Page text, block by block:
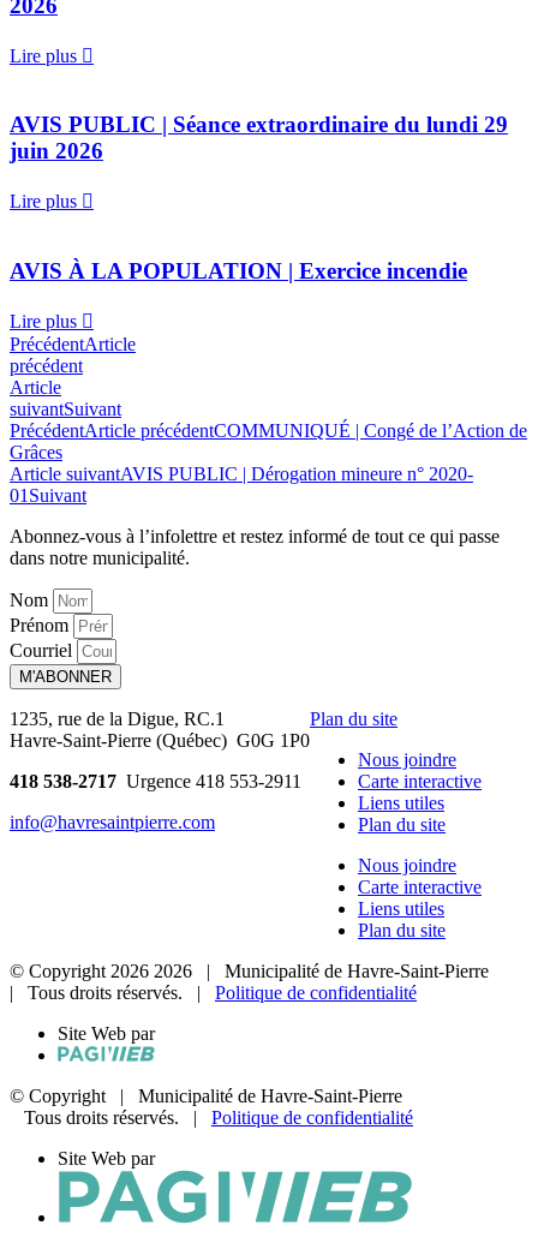
2026
Lire plus
AVIS PUBLIC | Séance extraordinaire du lundi 29
juin 2026
Lire plus
AVIS À LA POPULATION | Exercice incendie
Lire plus
PrécédentArticle
précédent
Article
suivantSuivant
PrécédentArticle précédentCOMMUNIQUÉ | Congé de l’Action de
Grâces
Article suivantAVIS PUBLIC | Dérogation mineure n° 2020-
01 Suivant
Abonnez-vous à l’infolettre et restez informé de tout ce qui passe
dans notre municipalité.
Nom
Prénom
Courriel
M'ABONNER
1235, rue de la Digue, RC.1
Havre-Saint-Pierre (Québec) G0G 1P0
418 538-2717 Urgence 418 553-2911
info@havresaintpierre.com
Plan du site
Nous joindre
Carte interactive
Liens utiles
Plan du site
Nous joindre
Carte interactive
Liens utiles
Plan du site
© Copyright 2026 2026 | Municipalité de Havre-Saint-Pierre
| Tous droits réservés. | Politique de confidentialité
Site Web par
© Copyright
| Municipalité de Havre-Saint-Pierre
Tous droits réservés. | Politique de confidentialité
Site Web par